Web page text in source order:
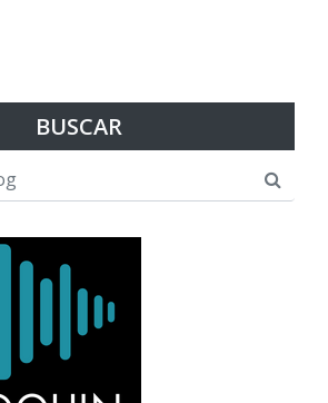
BUSCAR